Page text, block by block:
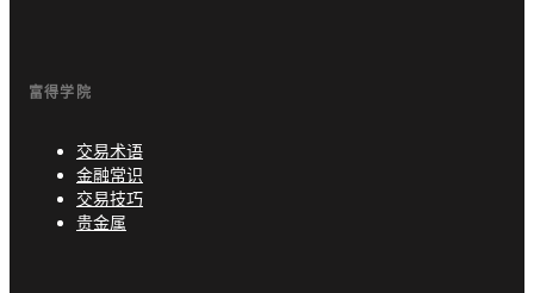
富得学院
交易术语
金融常识
交易技巧
贵金属